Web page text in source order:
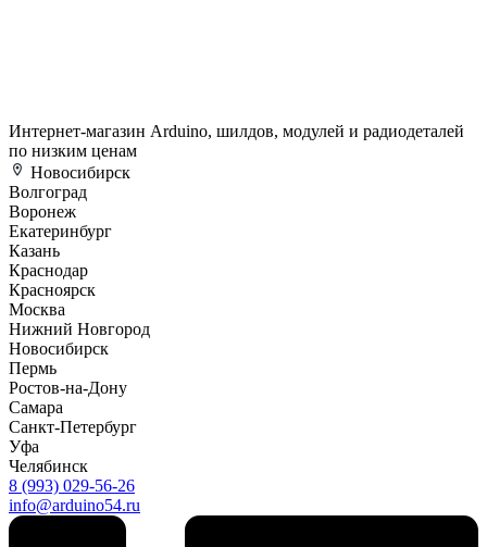
Интернет-магазин Arduino, шилдов, модулей и радиодеталей
по низким ценам
Новосибирск
Волгоград
Воронеж
Екатеринбург
Казань
Краснодар
Красноярск
Москва
Нижний Новгород
Новосибирск
Пермь
Ростов-на-Дону
Самара
Санкт-Петербург
Уфа
Челябинск
8 (993) 029-56-26
info@arduino54.ru